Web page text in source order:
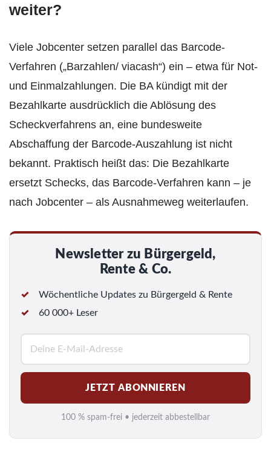
weiter?
Viele Jobcenter setzen parallel das Barcode-
Verfahren („Barzahlen/ viacash“) ein – etwa für Not-
und Einmalzahlungen. Die BA kündigt mit der
Bezahlkarte ausdrücklich die Ablösung des
Scheckverfahrens an, eine bundesweite
Abschaffung der Barcode‑Auszahlung ist nicht
bekannt. Praktisch heißt das: Die Bezahlkarte
ersetzt Schecks, das Barcode-Verfahren kann – je
nach Jobcenter – als Ausnahmeweg weiterlaufen.
Newsletter zu Bürgergeld,
Rente & Co.
Wöchentliche Updates zu Bürgergeld & Rente
60 000+ Leser
M
a
i
l
*
JETZT ABONNIEREN
100 % spam-frei • jederzeit abbestellbar